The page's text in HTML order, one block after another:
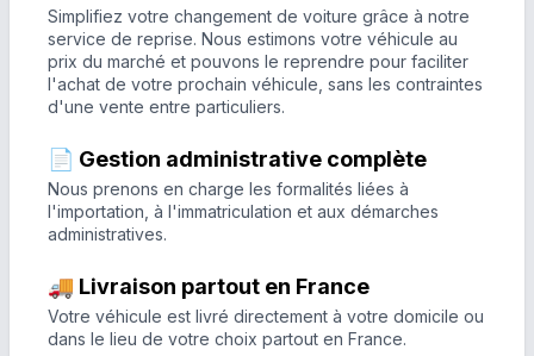
Simplifiez votre changement de voiture grâce à notre
service de reprise. Nous estimons votre véhicule au
prix du marché et pouvons le reprendre pour faciliter
l'achat de votre prochain véhicule, sans les contraintes
d'une vente entre particuliers.
📄 Gestion administrative complète
Nous prenons en charge les formalités liées à
l'importation, à l'immatriculation et aux démarches
administratives.
🚚 Livraison partout en France
Votre véhicule est livré directement à votre domicile ou
dans le lieu de votre choix partout en France.